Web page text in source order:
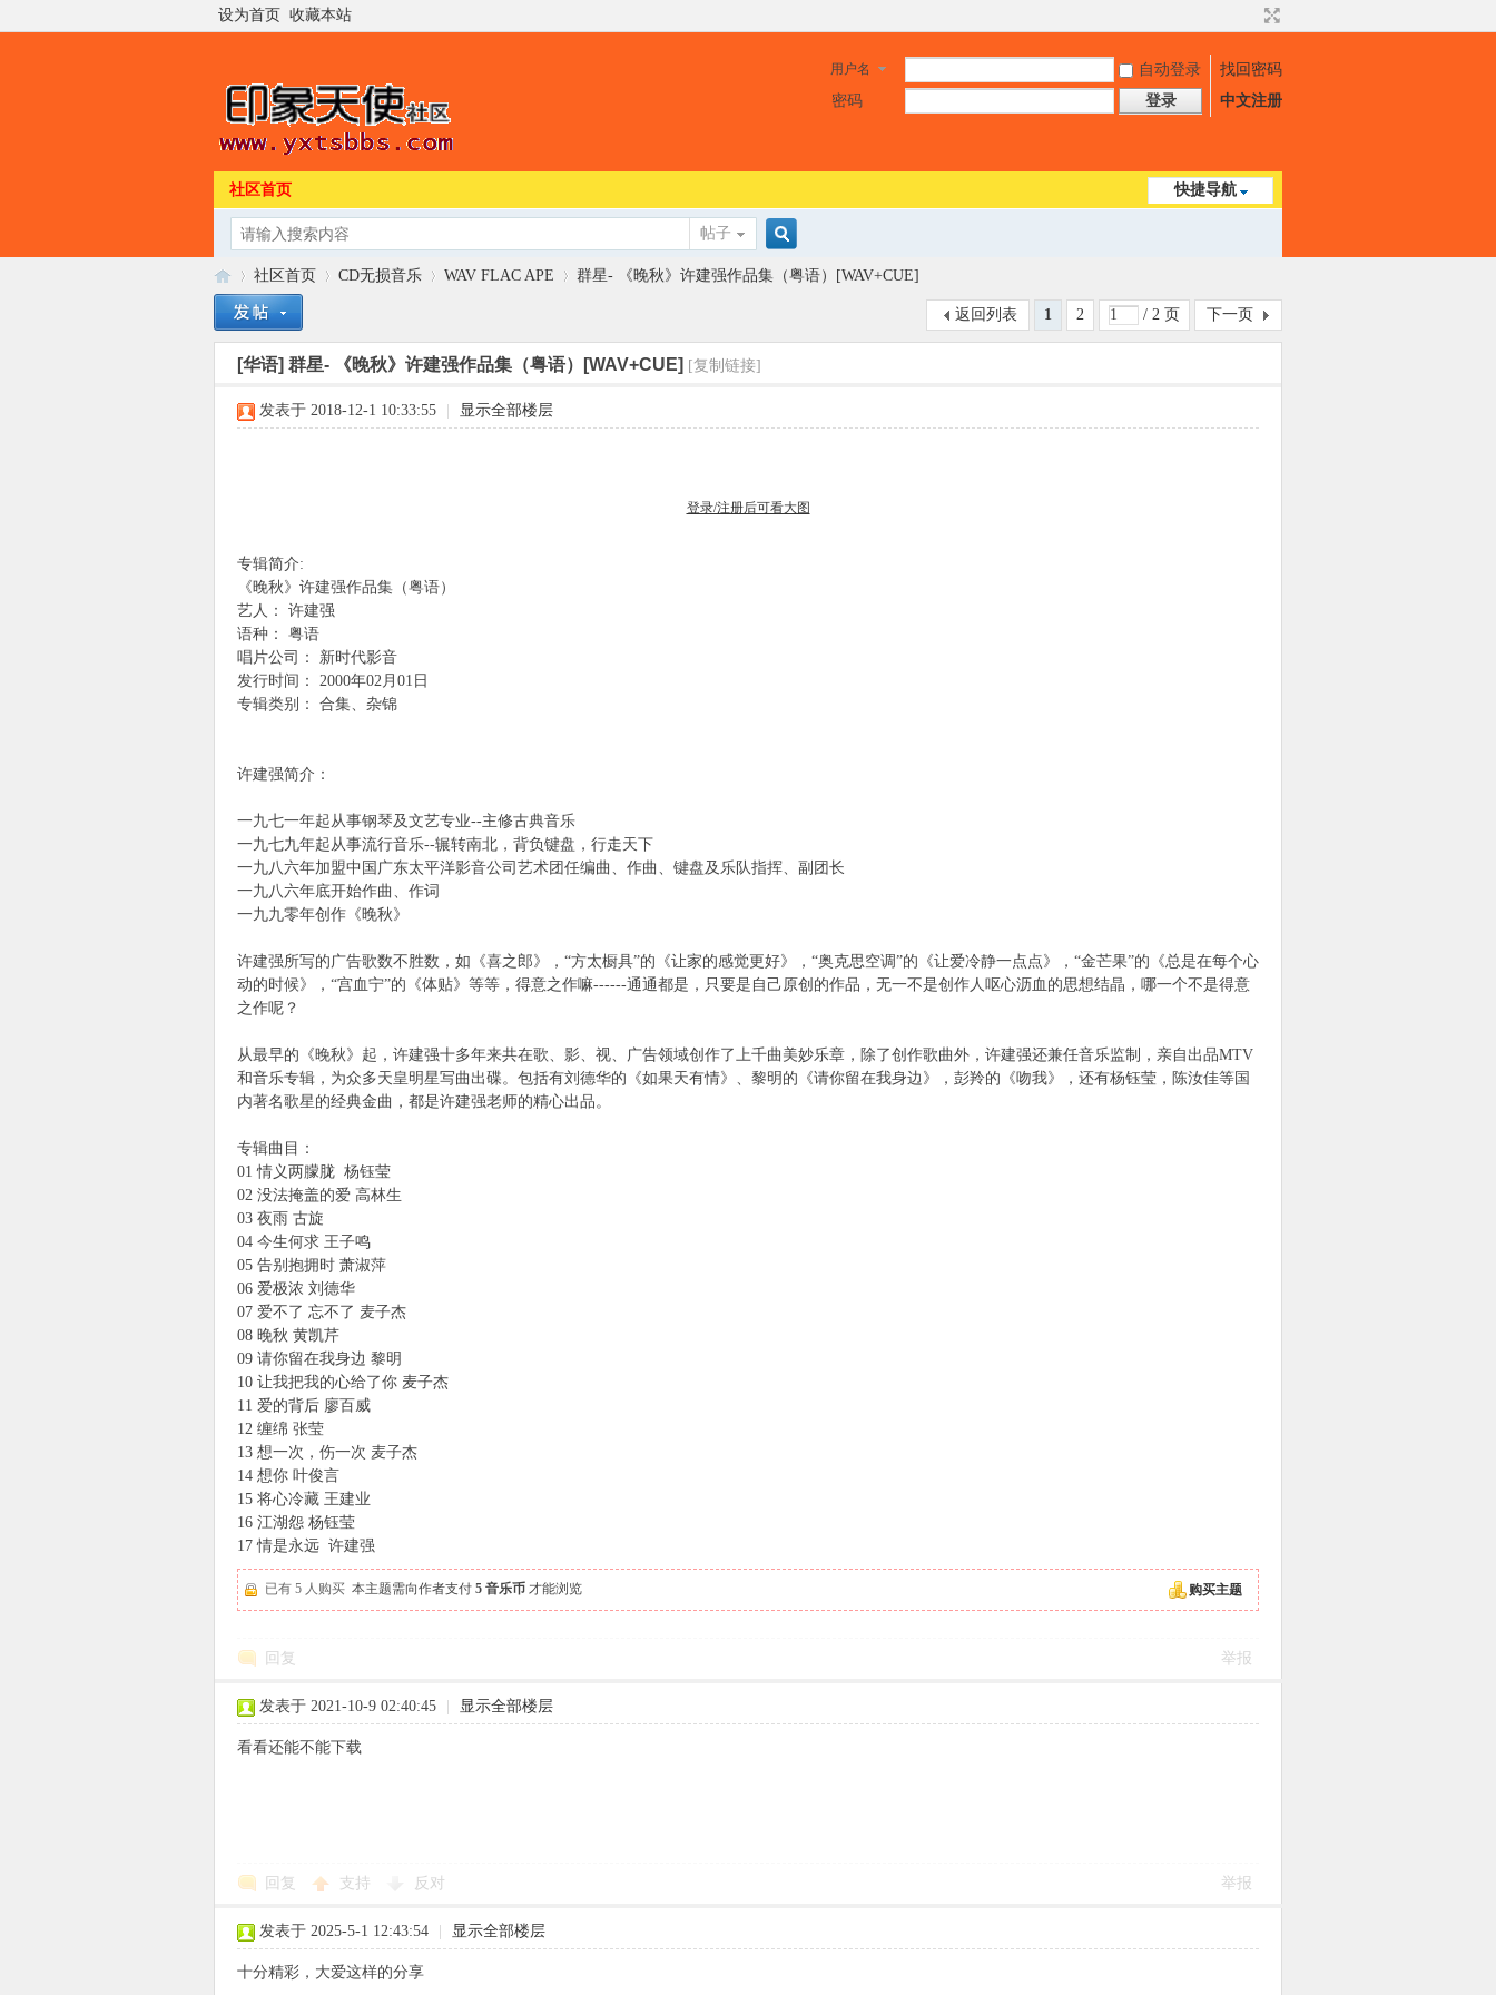
设为首页 收藏本站
用户名 自动登录
找回密码
密码
登录 中文注册
快捷导航
社区首页
帖子
搜
»
社区首页
›
CD无损音乐
›
WAV FLAC APE
›
群星- 《晚秋》许建强作品集（粤语）[WAV+CUE]
1 2 / 2 页 下一页
返回列表
[华语] 群星- 《晚秋》许建强作品集（粤语）[WAV+CUE] [复制链接]
发表于 2018-12-1 10:33:55 显示全部楼层
登录/注册后可看大图
专辑简介:
《晚秋》许建强作品集（粤语）
艺人： 许建强
语种： 粤语
唱片公司： 新时代影音
发行时间： 2000年02月01日
专辑类别： 合集、杂锦
许建强简介：
一九七一年起从事钢琴及文艺专业--主修古典音乐
一九七九年起从事流行音乐--辗转南北，背负键盘，行走天下
一九八六年加盟中国广东太平洋影音公司艺术团任编曲、作曲、键盘及乐队指挥、副团长
一九八六年底开始作曲、作词
一九九零年创作《晚秋》
许建强所写的广告歌数不胜数，如《喜之郎》，“方太橱具”的《让家的感觉更好》，“奥克思空调”的《让爱冷静一点点》，“金芒果”的《总是在每个心
动的时候》，“宫血宁”的《体贴》等等，得意之作嘛------通通都是，只要是自己原创的作品，无一不是创作人呕心沥血的思想结晶，哪一个不是得意
之作呢？
从最早的《晚秋》起，许建强十多年来共在歌、影、视、广告领域创作了上千曲美妙乐章，除了创作歌曲外，许建强还兼任音乐监制，亲自出品MTV
和音乐专辑，为众多天皇明星写曲出碟。包括有刘德华的《如果天有情》、黎明的《请你留在我身边》，彭羚的《吻我》，还有杨钰莹，陈汝佳等国
内著名歌星的经典金曲，都是许建强老师的精心出品。
专辑曲目：
01 情义两朦胧 杨钰莹
02 没法掩盖的爱 高林生
03 夜雨 古旋
04 今生何求 王子鸣
05 告别抱拥时 萧淑萍
06 爱极浓 刘德华
07 爱不了 忘不了 麦子杰
08 晚秋 黄凯芹
09 请你留在我身边 黎明
10 让我把我的心给了你 麦子杰
11 爱的背后 廖百威
12 缠绵 张莹
13 想一次，伤一次 麦子杰
14 想你 叶俊言
15 将心冷藏 王建业
16 江湖怨 杨钰莹
17 情是永远 许建强
购买主题
已有 5 人购买 本主题需向作者支付 5 音乐币 才能浏览
回复 举报
发表于 2021-10-9 02:40:45 显示全部楼层
看看还能不能下载
回复 支持 反对 举报
发表于 2025-5-1 12:43:54 显示全部楼层
十分精彩，大爱这样的分享